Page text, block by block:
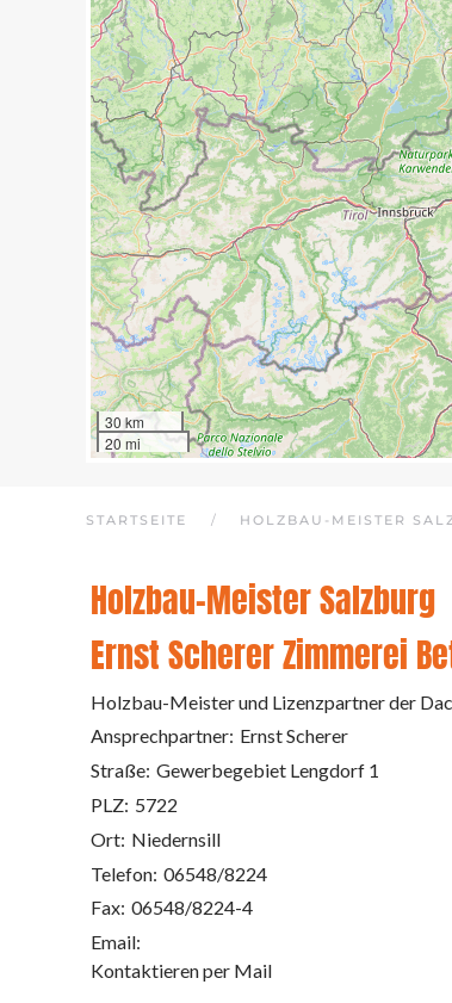
30 km
20 mi
STARTSEITE HOLZBAU-MEISTER
Holzbau-Meister Salzburg
Ernst Scherer Zimmerei
Holzbau-Meister und Lizenzpartner der
Ansprechpartner: Ernst Scherer
Straße: Gewerbegebiet Lengdorf 1
PLZ: 5722
Ort: Niedernsill
Telefon: 06548/8224
Fax: 06548/8224-4
Email:
Kontaktieren per Mail